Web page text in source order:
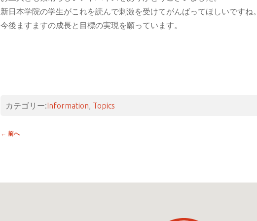
新日本学院の学生がこれを読んで刺激を受けてがんばってほしいですね。
今後ますますの成長と目標の実現を願っています。
カテゴリー:Information, Topics
投稿ナビゲーション
← 前へ